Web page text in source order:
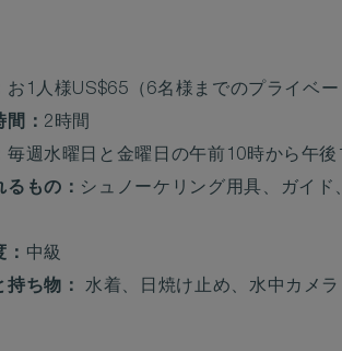
お1人様US$65（6名様までのプライベ
間： 2時間
毎週水曜日と金曜日の午前10時から午
るもの： シュノーケリング用具、ガイ
中級
持ち物：水着、日焼け止め、水中カメラ